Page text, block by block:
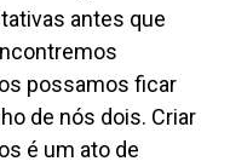
antes que
possamos ficar
de nós dois. Criar
é um ato de